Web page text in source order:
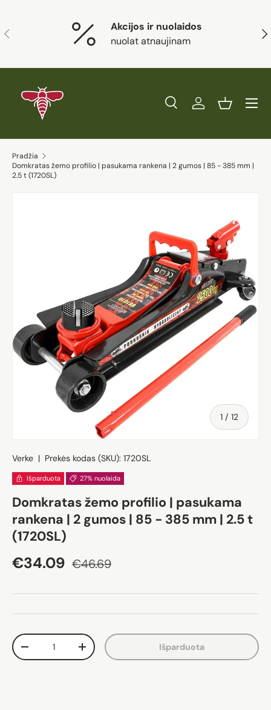
Ankstesnis
Akcijos ir nuolaidos
nuolat atnaujinam
Ieškoti
Prekės tipas
PaieškaPrisijungtiKrepšelis
Pradžia
Domkratas žemo profilio | pasukama rankena | 2 gumos | 85 - 385 mm |
2.5 t (1720SL)
1 / iš
12
Verke | Prekės kodas (SKU): 1720SL
Išparduota 27% nuolaida
Domkratas žemo profilio | pasukama
rankena | 2 gumos | 85 - 385 mm | 2.5 t
(1720SL)
Akcijos kaina
€34.09 Įprasta kaina
€46.69
Kiekis
Sumažinti kiekįPadidinti kiekį Išparduota